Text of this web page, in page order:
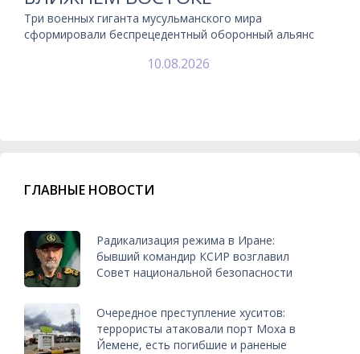
Три военных гиганта мусульманского мира
сформировали беспрецедентный оборонный альянс
10.08.2026
ГЛАВНЫЕ НОВОСТИ
Радикализация режима в Иране:
бывший командир КСИР возглавил
Совет национальной безопасности
Очередное преступление хуситов:
террористы атаковали порт Моха в
Йемене, есть погибшие и раненые